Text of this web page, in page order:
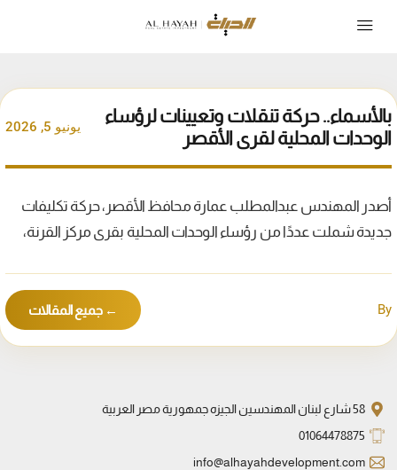
بالأسماء.. حركة تنقلات وتعيينات لرؤساء
الوحدات المحلية لقرى الأقصر
يونيو 5, 2026
أصدر المهندس عبدالمطلب عمارة محافظ الأقصر، حركة تكليفات
جديدة شملت عددًا من رؤساء الوحدات المحلية بقرى مركز القرنة،
By ← جميع المقالات
58 شارع لبنان المهندسين الجيزه جمهورية مصر العربية
01064478875
info@alhayahdevelopment.com